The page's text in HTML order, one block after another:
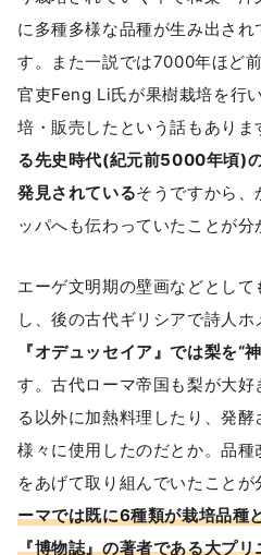
に多種多様な品種が生み出さ
す。また一説では7000年ほど
官吏Feng Li氏が果樹栽培を行
培・販売したという話もありま
る先史時代(紀元前5000年頃)
発見されているそうですから、
ッパへも伝わっていたことが分
エーゲ文明期の壁画などとし
し、後の古代ギリシアで詩人
『オデュッセイア』では梨を“
す。古代ローマ帝国も梨が大
る以外に加熱料理したり、発
様々に使用したのだとか。品
をあげて取り組んでいたことが
ーマでは既に6種類が栽培品種
『博物誌』の著者である大プ